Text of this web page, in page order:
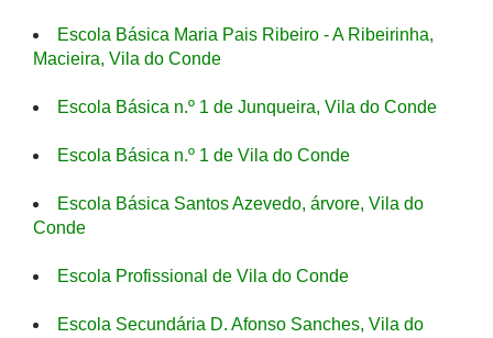
Escola Básica Maria Pais Ribeiro - A Ribeirinha,
Macieira, Vila do Conde
Escola Básica n.º 1 de Junqueira, Vila do Conde
Escola Básica n.º 1 de Vila do Conde
Escola Básica Santos Azevedo, árvore, Vila do
Conde
Escola Profissional de Vila do Conde
Escola Secundária D. Afonso Sanches, Vila do